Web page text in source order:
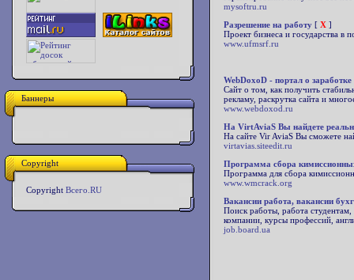
Баннеры
Copyright
Copyright Всего.RU
mysoftru.ru
Разрешение на работу [ X ]
Проект бизнеса и государства
www.ufmsrf.ru
WebDoxoD - портал о заработке
Сайт о том, как получить
рекламу, раскрутка сайта и
www.webdoxod.ru
На VirtAviaS Вы найдете
На сайте Vir AviaS Вы сможете
virtavias.siteedit.ru
Программа сбора
Программа для сбора
www.wmcrack.org
Вакансии работа, вакансии
Поиск работы, работа
компании, курсы профессий,
job.board.ua